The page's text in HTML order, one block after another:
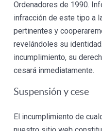
Ordenadores de 1990.
infracción de este tipo a
pertinentes y
revelándoles su
incumplimiento, su
cesará inmediatamente.
Suspensión y cese
El incumplimiento de